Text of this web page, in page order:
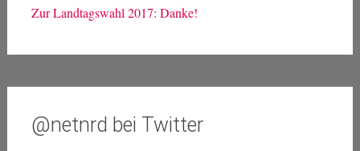
Zur Landtagswahl 2017: Danke!
@netnrd bei Twitter